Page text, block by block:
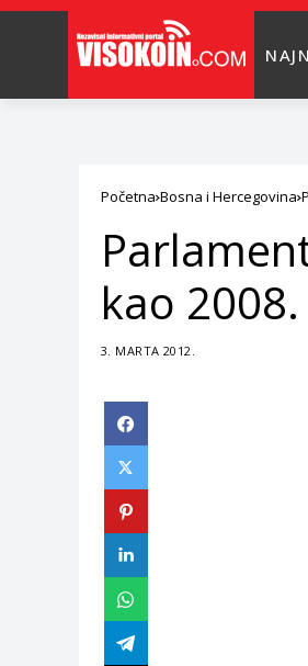
Početna Bosna i Hercegovina
kao 2008.
3. MARTA 2012.